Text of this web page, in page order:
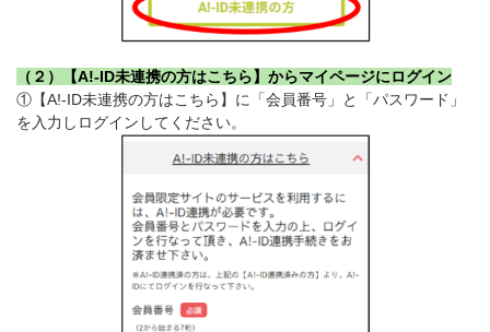
（２）【A!-ID未連携の方はこちら】からマイページにログイン
①【A!-ID未連携の方はこちら】に「会員番号」と「パスワード」
を入力しログインしてください。